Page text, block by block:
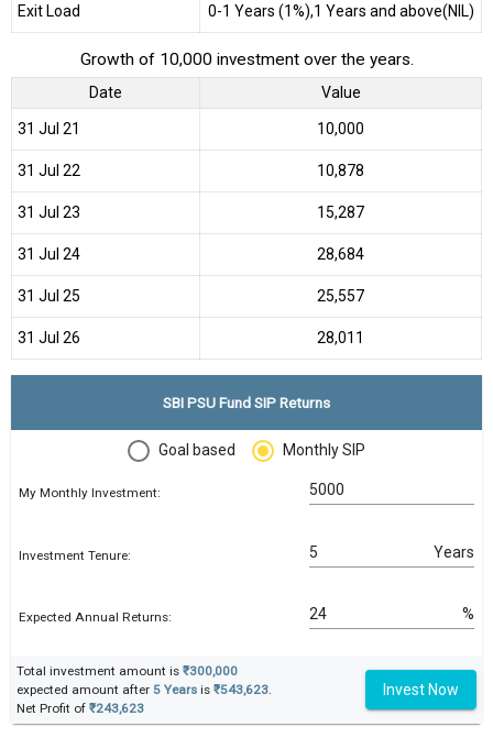
Exit Load 0-1 Years (1%),1 Years and above(NIL)
Growth of 10,000 investment over the years.
Date Value
31 Jul 21 ₹10,000
31 Jul 22 ₹10,878
31 Jul 23 ₹15,287
31 Jul 24 ₹28,684
31 Jul 25 ₹25,557
31 Jul 26 ₹28,011
SBI PSU Fund SIP Returns
Goal based Monthly SIP
My Monthly Investment:
Investment Tenure: Years
Expected Annual Returns: %
Total investment amount is ₹300,000
expected amount after 5 Years is ₹543,623.
Net Profit of ₹243,623
Invest Now